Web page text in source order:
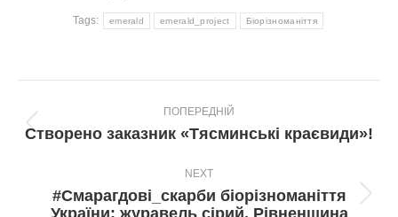
Tags: emerald emerald_project Біорізноманіття
navigation
ПОПЕРЕДНІЙ
Попередній
Створено заказник «Тясминські краєвиди»!
NEXT
Next
#Смарагдові_скарби біорізноманіття
України: журавель сірий, Рівненщина